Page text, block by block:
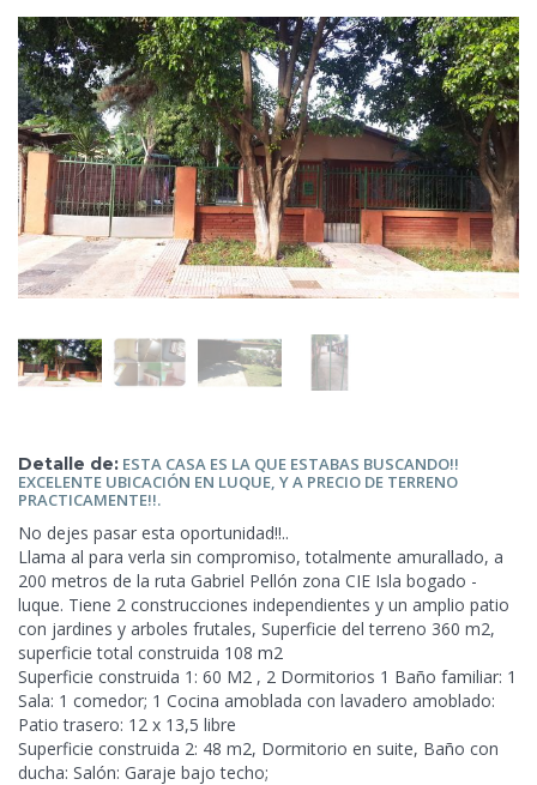
Detalle de: ESTA CASA ES LA QUE ESTABAS BUSCANDO!!
EXCELENTE UBICACIÓN EN LUQUE, Y A PRECIO DE TERRENO
PRACTICAMENTE!!.
No dejes pasar esta oportunidad!!..
Llama al para verla sin compromiso, totalmente amurallado, a
200 metros de la ruta Gabriel Pellón zona CIE Isla bogado -
luque. Tiene 2 construcciones independientes y un amplio patio
con jardines y arboles frutales, Superficie del terreno 360 m2,
superficie total construida 108 m2
Superficie construida 1: 60 M2 , 2 Dormitorios 1 Baño familiar: 1
Sala: 1 comedor; 1 Cocina amoblada con lavadero amoblado:
Patio trasero: 12 x 13,5 libre
Superficie construida 2: 48 m2, Dormitorio en suite, Baño con
ducha: Salón: Garaje bajo techo;